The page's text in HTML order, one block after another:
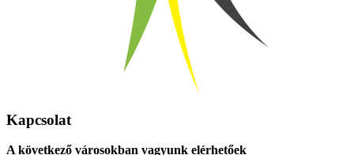
Kapcsolat
A következő városokban vagyunk elérhetőek